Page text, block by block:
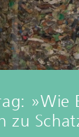
»Wie
zu